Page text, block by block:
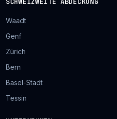
Waadt
Genf
Zürich
Bern
Basel-Stadt
Tessin